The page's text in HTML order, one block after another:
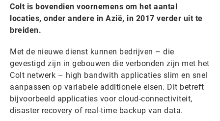
Colt is bovendien voornemens om het aantal
locaties, onder andere in Azië, in 2017 verder uit te
breiden.
Met de nieuwe dienst kunnen bedrijven – die
gevestigd zijn in gebouwen die verbonden zijn met het
Colt netwerk – high bandwith applicaties slim en snel
aanpassen op variabele additionele eisen. Dit betreft
bijvoorbeeld applicaties voor cloud-connectiviteit,
disaster recovery of real-time backup van data.